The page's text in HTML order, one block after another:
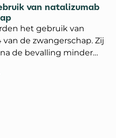
van natalizumab
het gebruik van
de zwangerschap. Zij
de bevalling minder
van